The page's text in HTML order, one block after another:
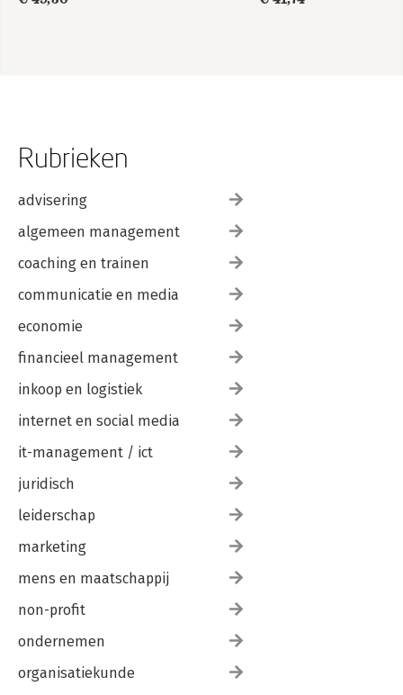
niveau aan de prestaties en
Lidewey van der Sluis is auteur van
artikelen en o.a. de
Learning and Development (2000),
Competing for Talent (2008),
Talentmanagement vanuit Strategisch
Perspectief (2008), Nederland
(2012) Talent is goed, ambitie is beter
(2014). Zij is als redacteur en columnist
verbonden aan diverse
wetenschappelijke tijdschriften zoals
voor Ontwikkeling in Organisaties, en
redacteurschappen en
onderzoeksrollen waren verbonden
aan de vakbladen Career Development
International, Opleiding & Ontwikkeling
van the Academy of Management. Haar
publicaties vormen de basis voor haar
Rubrieken
advisering
algemeen management
coaching en trainen
communicatie en media
economie
financieel management
inkoop en logistiek
internet en social media
it-management / ict
juridisch
leiderschap
marketing
mens en maatschappij
non-profit
ondernemen
organisatiekunde